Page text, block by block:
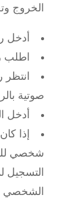
الخروج
أدخل
اطلب
انتظر
صوتية
أدخل
إذا
شخصي
التسجيل
الشخصي